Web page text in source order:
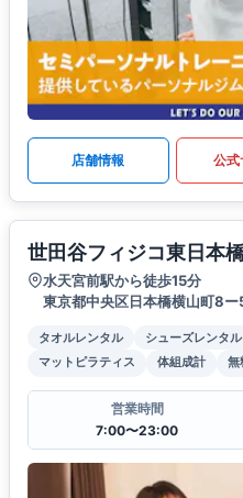
店舗情報 公式
世田谷フィジコ東日本
水天宮前駅から徒歩15分
東京都中央区日本橋横山町8ー
タオルレンタル シューズレンタル
マットピラティス
体組成計 無
営業時間
7:00〜23:00